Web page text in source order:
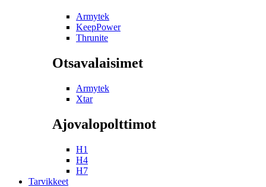
Armytek
KeepPower
Thrunite
Otsavalaisimet
Armytek
Xtar
Ajovalopolttimot
H1
H4
H7
Tarvikkeet